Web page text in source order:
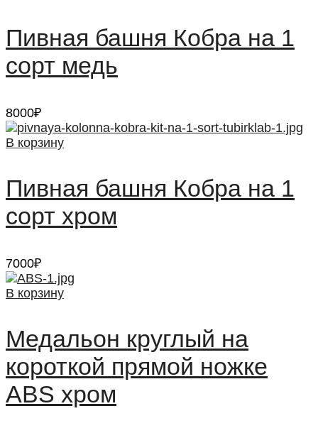
Пивная башня Кобра на 1
сорт медь
8000₽
В корзину
Пивная башня Кобра на 1
сорт хром
7000₽
В корзину
Медальон круглый на
короткой прямой ножке
ABS хром